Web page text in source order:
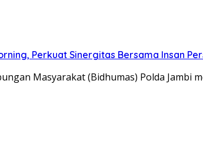
Perkuat Sinergitas Bersama Insan
Masyarakat (Bidhumas) Polda